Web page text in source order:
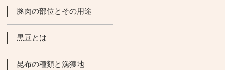
豚肉の部位とその用途
黒豆とは
昆布の種類と漁獲地